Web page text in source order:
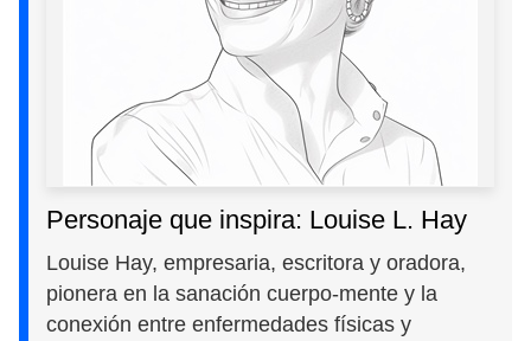
Personaje que inspira: Louise L. Hay
Louise Hay, empresaria, escritora y oradora,
pionera en la sanación cuerpo-mente y la
conexión entre enfermedades físicas y